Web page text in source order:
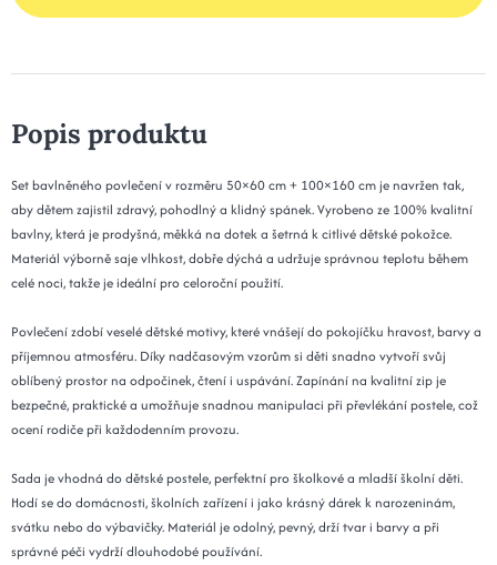
Popis produktu
Set bavlněného povlečení v rozměru 50×60 cm + 100×160 cm je navržen tak,
aby dětem zajistil zdravý, pohodlný a klidný spánek. Vyrobeno ze 100% kvalitní
bavlny, která je prodyšná, měkká na dotek a šetrná k citlivé dětské pokožce.
Materiál výborně saje vlhkost, dobře dýchá a udržuje správnou teplotu během
celé noci, takže je ideální pro celoroční použití.
Povlečení zdobí veselé dětské motivy, které vnášejí do pokojíčku hravost, barvy a
příjemnou atmosféru. Díky nadčasovým vzorům si děti snadno vytvoří svůj
oblíbený prostor na odpočinek, čtení i uspávání. Zapínání na kvalitní zip je
bezpečné, praktické a umožňuje snadnou manipulaci při převlékání postele, což
ocení rodiče při každodenním provozu.
Sada je vhodná do dětské postele, perfektní pro školkové a mladší školní děti.
Hodí se do domácnosti, školních zařízení i jako krásný dárek k narozeninám,
svátku nebo do výbavičky. Materiál je odolný, pevný, drží tvar i barvy a při
správné péči vydrží dlouhodobé používání.